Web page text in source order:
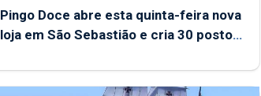
Pingo Doce abre esta quinta-feira nova
loja em São Sebastião e cria 30 postos